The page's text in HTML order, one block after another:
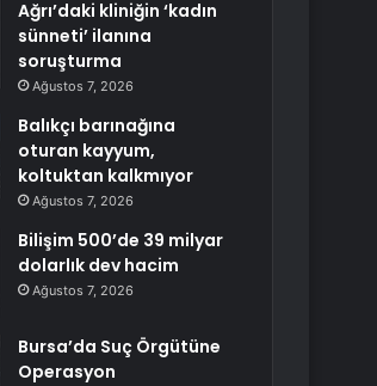
Ağrı’daki kliniğin ‘kadın
sünneti’ ilanına
soruşturma
Ağustos 7, 2026
Balıkçı barınağına
oturan kayyum,
koltuktan kalkmıyor
Ağustos 7, 2026
Bilişim 500’de 39 milyar
dolarlık dev hacim
Ağustos 7, 2026
Bursa’da Suç Örgütüne
Operasyon